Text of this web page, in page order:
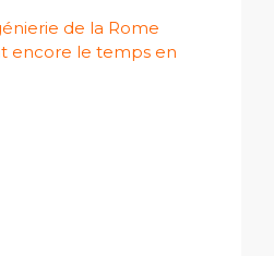
de la Rome
encore le temps en